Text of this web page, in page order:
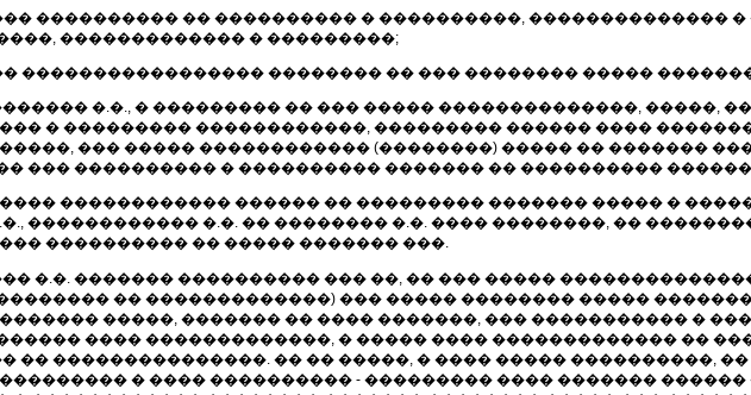
���������� �� ���������� � ����������, ��������������
������������� � ���������;
����������������� �������� �� ��� �������� �����
�.�., � ��������� �� ��� ����� ��������������, �����,
� ��������� ������������, ��������� ������ ����
��� ����� ������������ (��������) ����� �� �������
��� ���������� � ���������� ������� �� ����������
������������ ������ �� ��������� ������� ����� �
������������ �.�. �� �������� �.�. ���� ��������, ��
���������� �� ����� ������� ���.
�.�. ������� ���������� ��� ��, �� ��� �����
�� �������������) ��� ����� �������� �����
�����, ������� �� ���� �������, ��� ����������� �
���� �������������, � ����� ���� ������������� ��
�� ���������������. �� �� �����, � ���� ����� ����������,
� ���� ���������� - ��������� ���� �������